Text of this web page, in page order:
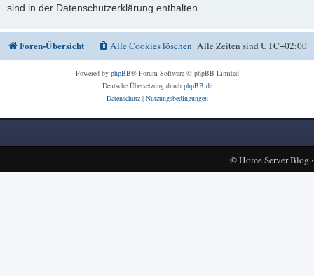
sind in der Datenschutzerklärung enthalten.
Foren-Übersicht Alle Zeiten sindUTC+02:00
Alle Cookies löschen
Powered by phpBB® Forum Software © phpBB Limited
Deutsche Übersetzung durch phpBB.de
Datenschutz| Nutzungsbedingungen
©Home Server Blog